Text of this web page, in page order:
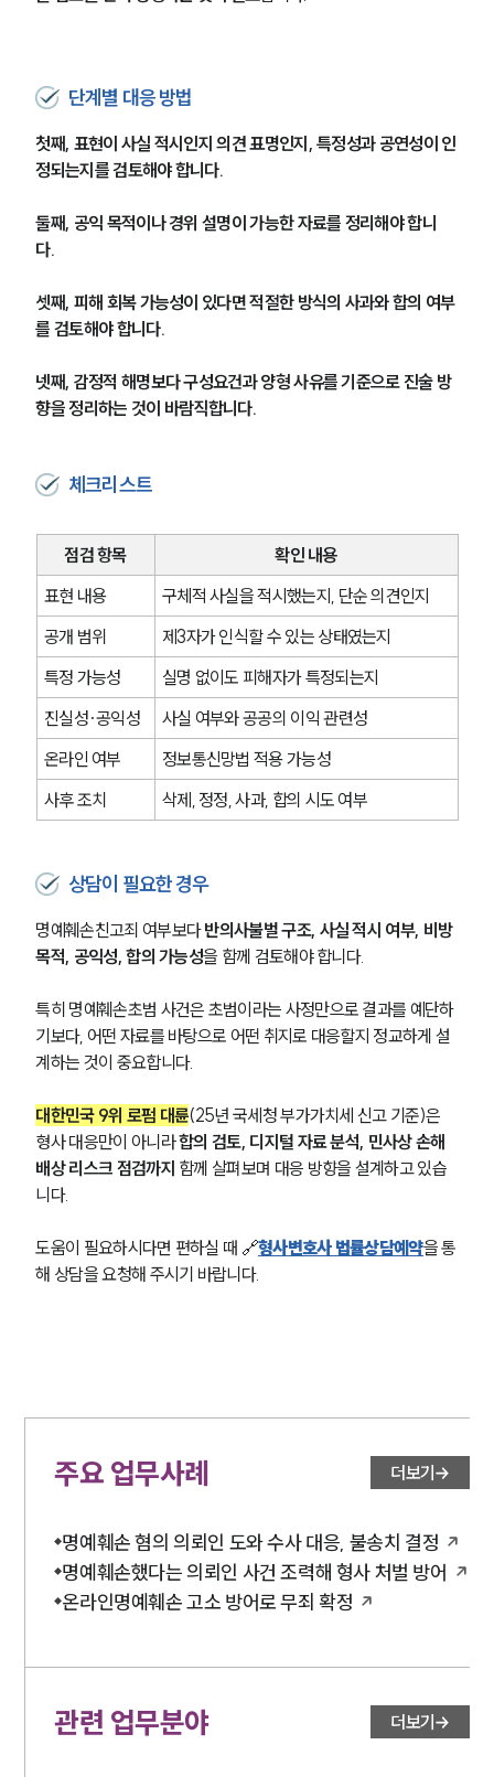
업무분야
구성원 소개
언론보도
법률서식
뉴스레터/브로슈어
대륜법률상담예약
단계별 대응 방법
첫째, 표현이 사실 적시인지 의견 표명인지, 특정성과 공연성이 인
정되는지를 검토해야 합니다.
둘째, 공익 목적이나 경위 설명이 가능한 자료를 정리해야 합니
다.
셋째, 피해 회복 가능성이 있다면 적절한 방식의 사과와 합의 여부
를 검토해야 합니다.
넷째, 감정적 해명보다 구성요건과 양형 사유를 기준으로 진술 방
향을 정리하는 것이 바람직합니다.
체크리스트
점검 항목
확인 내용
표현 내용
구체적 사실을 적시했는지, 단순 의견인지
공개 범위
제3자가 인식할 수 있는 상태였는지
특정 가능성
실명 없이도 피해자가 특정되는지
진실성·공익성
사실 여부와 공공의 이익 관련성
온라인 여부
정보통신망법 적용 가능성
사후 조치
삭제, 정정, 사과, 합의 시도 여부
상담이 필요한 경우
명예훼손친고죄 여부보다 반의사불벌 구조, 사실 적시 여부, 비방
목적, 공익성, 합의 가능성을 함께 검토해야 합니다.
특히 명예훼손초범 사건은 초범이라는 사정만으로 결과를 예단하
기보다, 어떤 자료를 바탕으로 어떤 취지로 대응할지 정교하게 설
계하는 것이 중요합니다.
대한민국 9위 로펌 대륜(25년 국세청 부가가치세 신고 기준)은
형사 대응만이 아니라 합의 검토, 디지털 자료 분석, 민사상 손해
배상 리스크 점검까지 함께 살펴보며 대응 방향을 설계하고 있습
니다.
도움이 필요하시다면 편하실 때 🔗형사변호사 법률상담예약을 통
해 상담을 요청해 주시기 바랍니다.
주요 업무사례 더보기
명예훼손 혐의 의뢰인 도와 수사 대응, 불송치 결정
명예훼손했다는 의뢰인 사건 조력해 형사 처벌 방어
온라인명예훼손 고소 방어로 무죄 확정
관련 업무분야 더보기